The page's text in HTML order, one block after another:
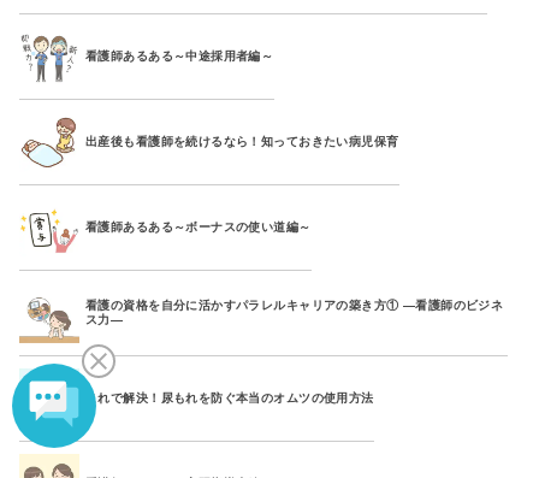
看護師あるある～中途採用者編～
出産後も看護師を続けるなら！知っておきたい病児保育
看護師あるある～ボーナスの使い道編～
看護の資格を自分に活かすパラレルキャリアの築き方① ―看護師のビジネ
ス力―
これで解決！尿もれを防ぐ本当のオムツの使用方法